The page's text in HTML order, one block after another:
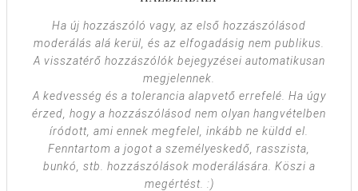
Ha új hozzászóló vagy, az első hozzászólásod
moderálás alá kerül, és az elfogadásig nem publikus.
A visszatérő hozzászólók bejegyzései automatikusan
megjelennek.
A kedvesség és a tolerancia alapvető errefelé. Ha úgy
érzed, hogy a hozzászólásod nem olyan hangvételben
íródott, ami ennek megfelel, inkább ne küldd el.
Fenntartom a jogot a személyeskedő, rasszista,
bunkó, stb. hozzászólások moderálására. Köszi a
megértést. :)